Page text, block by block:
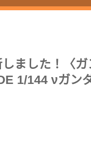
ました！〈ガ
1/144 νガン